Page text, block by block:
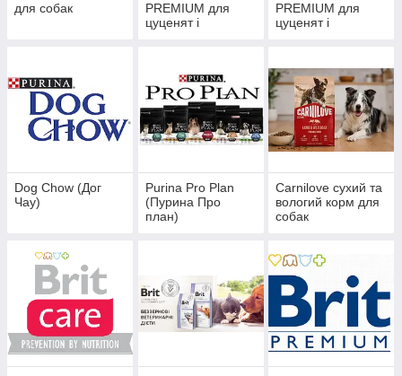
для собак
PREMIUM для
цуценят і
PREMIUM для
цуценят і
Dog Chow (Дог
Чау)
Purina Pro Plan
(Пурина Про
план)
Carnilove сухий та
вологий корм для
собак